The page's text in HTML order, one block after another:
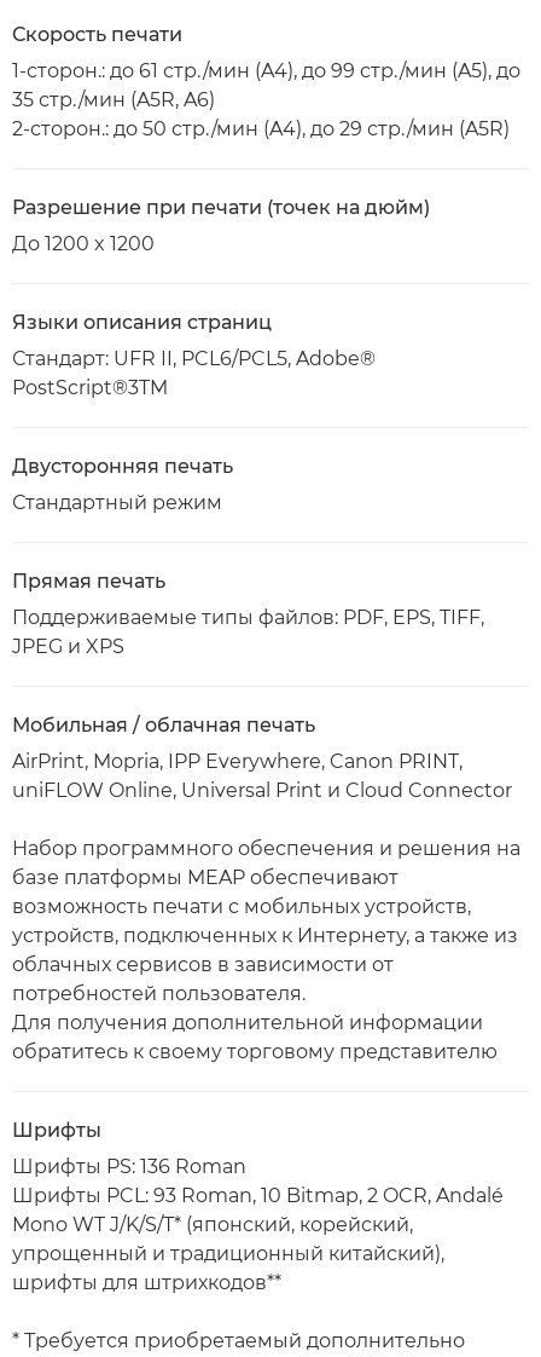
Скорость печати
1-сторон.: до 61 стр./мин (A4), до 99 стр./мин (A5), до
35 стр./мин (A5R, A6)
2-сторон.: до 50 стр./мин (A4), до 29 стр./мин (A5R)
Разрешение при печати (точек на дюйм)
До 1200 x 1200
Языки описания страниц
Стандарт: UFR II, PCL6/PCL5, Adobe®
PostScript®3TM
Двусторонняя печать
Стандартный режим
Прямая печать
Поддерживаемые типы файлов: PDF, EPS, TIFF,
JPEG и XPS
Мобильная / облачная печать
AirPrint, Mopria, IPP Everywhere, Canon PRINT,
uniFLOW Online, Universal Print и Cloud Connector
Набор программного обеспечения и решения на
базе платформы MEAP обеспечивают
возможность печати с мобильных устройств,
устройств, подключенных к Интернету, а также из
облачных сервисов в зависимости от
потребностей пользователя.
Для получения дополнительной информации
обратитесь к своему торговому представителю
Шрифты
Шрифты PS: 136 Roman
Шрифты PCL: 93 Roman, 10 Bitmap, 2 OCR, Andalé
Mono WT J/K/S/T* (японский, корейский,
упрощенный и традиционный китайский),
шрифты для штрихкодов**
* Требуется приобретаемый дополнительно